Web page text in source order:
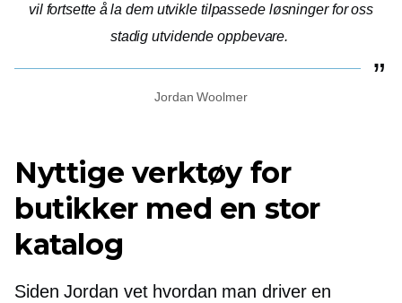
vil fortsette å la dem utvikle tilpassede løsninger for oss
stadig utvidende oppbevare.
Jordan Woolmer
Nyttige verktøy for
butikker med en stor
katalog
Siden Jordan vet hvordan man driver en